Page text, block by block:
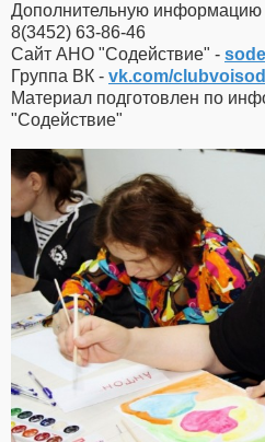
Дополнительную информацию
8(3452) 63-86-46
Сайт АНО "Содействие" -
Группа ВК - vk.com/
Материал подготовлен по
"Содействие"